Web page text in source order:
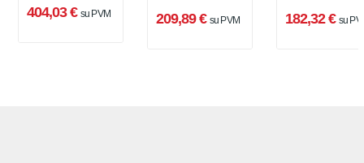
404,03 € su PVM 209,89 € su PVM 182,32 € su